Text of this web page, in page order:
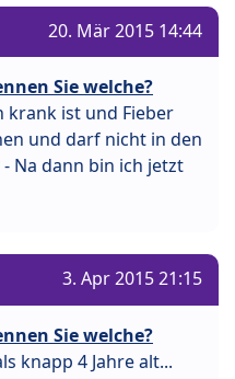
20. Mär 2015 14:44
Sie welche?
krank ist und Fieber
und darf nicht in den
- Na dann bin ich jetzt
3. Apr 2015 21:15
Sie welche?
knapp 4 Jahre alt...